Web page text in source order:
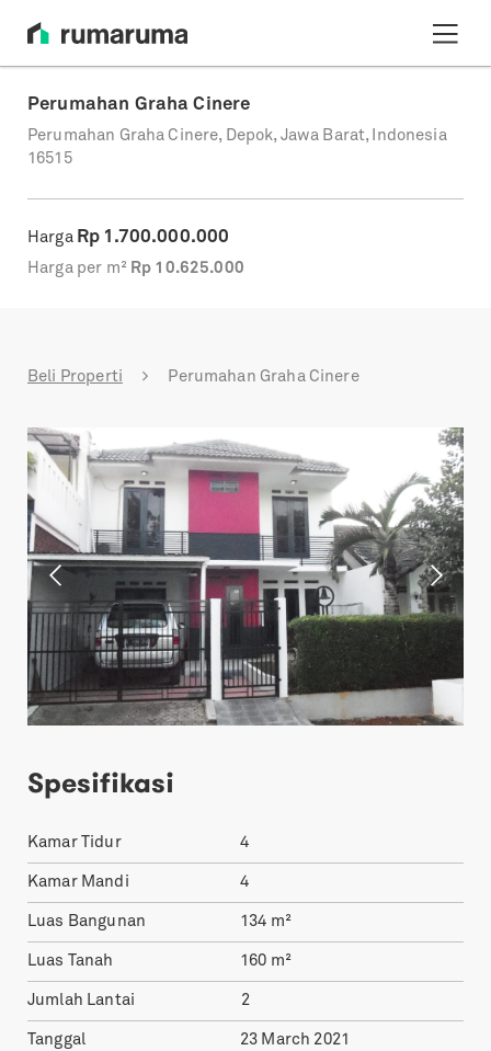
Perumahan Graha Cinere
Perumahan Graha Cinere, Depok, Jawa Barat, Indonesia
16515
Harga Rp 1.700.000.000
Harga per m² Rp 10.625.000
Beli Properti Perumahan Graha Cinere
Previous Next
Spesifikasi
Kamar Tidur 4
Kamar Mandi 4
Luas Bangunan 134 m²
Luas Tanah 160 m²
Jumlah Lantai 2
Tanggal 23 March 2021